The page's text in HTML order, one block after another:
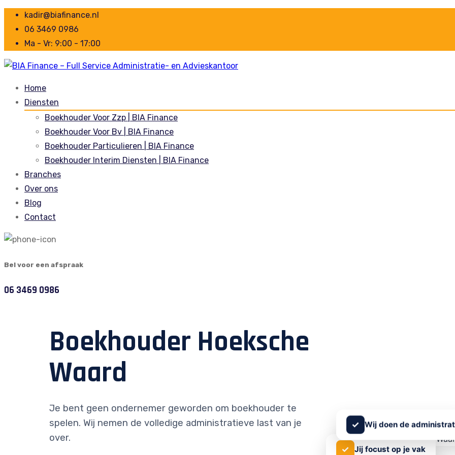
kadir@biafinance.nl
06 3469 0986
Ma - Vr: 9:00 - 17:00
Home
Diensten
Boekhouder Voor Zzp | BIA Finance
Boekhouder Voor Bv | BIA Finance
Boekhouder Particulieren | BIA Finance
Boekhouder Interim Diensten | BIA Finance
Branches
Over ons
Blog
Contact
Bel voor een afspraak
06 3469 0986
Boekhouder Hoeksche
Waard
Je bent geen ondernemer geworden om boekhouder te
spelen. Wij nemen de volledige administratieve last van je
over.
✓ Jij focust op je vak
✓ Wij doen de